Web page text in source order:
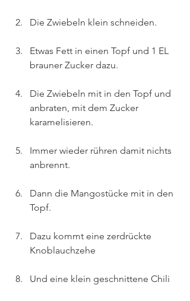
Die Zwiebeln klein schneiden.
Etwas Fett in einen Topf und 1 EL
brauner Zucker dazu.
Die Zwiebeln mit in den Topf und
anbraten, mit dem Zucker
karamelisieren.
Immer wieder rühren damit nichts
anbrennt.
Dann die Mangostücke mit in den
Topf.
Dazu kommt eine zerdrückte
Knoblauchzehe
Und eine klein geschnittene Chili